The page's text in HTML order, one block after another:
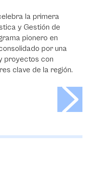
la primera
y Gestión de
pionero en
por una
proyectos con
clave de la región.